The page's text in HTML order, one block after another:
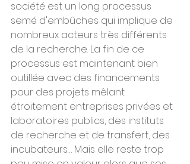
société est un long processus
semé d'embûches qui implique de
nombreux acteurs très différents
de la recherche. La fin de ce
processus est maintenant bien
outillée avec des financements
pour des projets mêlant
étroitement entreprises privées et
laboratoires publics, des instituts
de recherche et de transfert, des
incubateurs… Mais elle reste trop